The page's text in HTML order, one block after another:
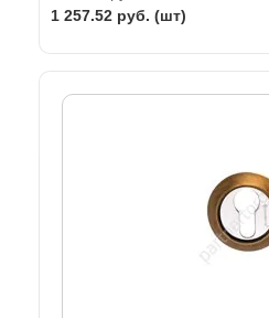
1 257.52 руб. (шт)